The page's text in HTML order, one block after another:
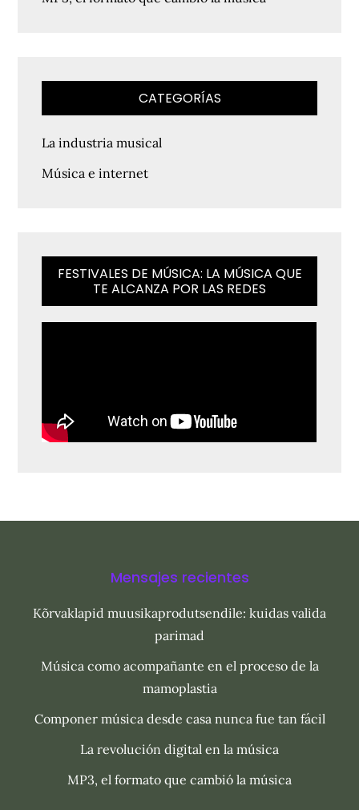
CATEGORÍAS
La industria musical
Música e internet
FESTIVALES DE MÚSICA: LA MÚSICA QUE
TE ALCANZA POR LAS REDES
Mensajes recientes
Kõrvaklapid muusikaprodutsendile: kuidas valida
parimad
Música como acompañante en el proceso de la
mamoplastia
Componer música desde casa nunca fue tan fácil
La revolución digital en la música
MP3, el formato que cambió la música